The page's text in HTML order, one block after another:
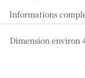
Informations
Dimension environ